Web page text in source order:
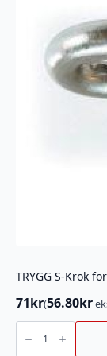
71kr(56.80kr
TRYGG
Krok
for